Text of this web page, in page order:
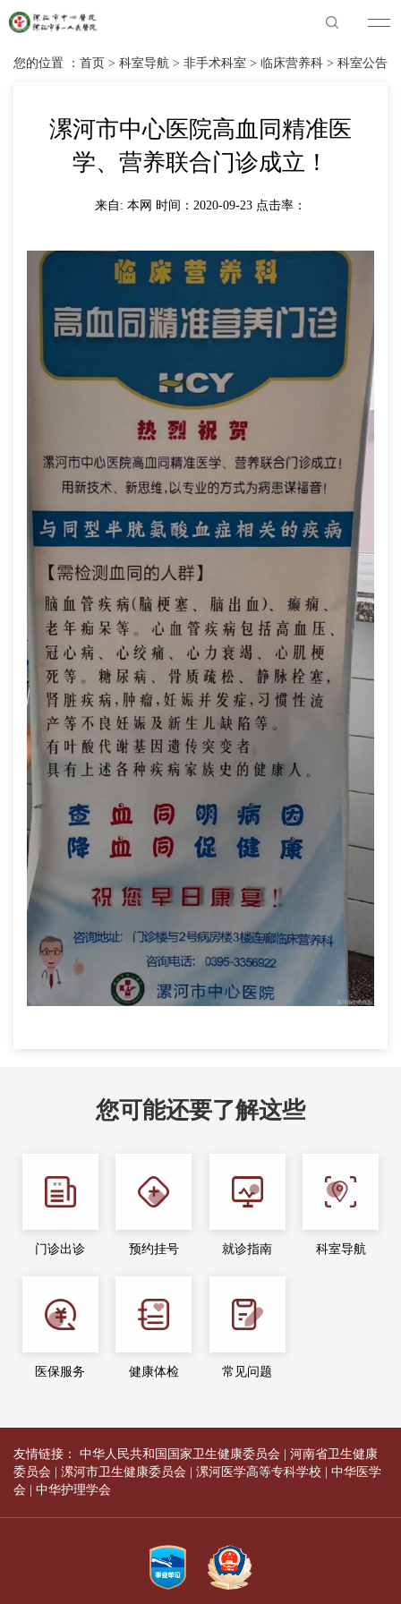
您的位置 ： 首页 > 科室导航 > 非手术科室 > 临床营养科 > 科室公告
漯河市中心医院高血同精准医
学、营养联合门诊成立！
来自: 本网 时间：2020-09-23 点击率：
您可能还要了解这些
门诊出诊 预约挂号 就诊指南 科室导航
医保服务 健康体检 常见问题
友情链接： 中华人民共和国国家卫生健康委员会
河南省卫生健康
委员会
漯河市卫生健康委员会 漯河医学高等专科学校
中华医学
会
中华护理学会